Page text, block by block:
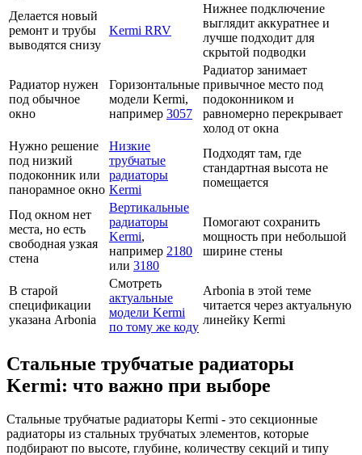
Делается новый
ремонт и трубы
выводятся снизу
Kermi RRV
Нижнее подключение
выглядит аккуратнее и
лучше подходит для
скрытой подводки
Радиатор нужен
под обычное
окно
Горизонтальные
модели Kermi,
например 3057
Радиатор занимает
привычное место под
подоконником и
равномерно перекрывает
холод от окна
Нужно решение
под низкий
подоконник или
панорамное окно
Низкие
трубчатые
радиаторы
Kermi
Подходят там, где
стандартная высота не
помещается
Под окном нет
места, но есть
свободная узкая
стена
Вертикальные
радиаторы
Kermi,
например 2180
или 3180
Помогают сохранить
мощность при небольшой
ширине стены
В старой
спецификации
указана Arbonia
Смотреть
актуальные
модели Kermi
по тому же коду
Arbonia в этой теме
читается через актуальную
линейку Kermi
Стальные трубчатые радиаторы
Kermi: что важно при выборе
Стальные трубчатые радиаторы Kermi - это секционные
радиаторы из стальных трубчатых элементов, которые
подбирают по высоте, глубине, количеству секций и типу